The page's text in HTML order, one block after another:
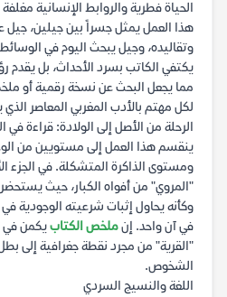
الحياة فطرية والروابط الإنسانية
هذا العمل يمثل جسراً بين جيلين،
وتقاليده، وجيل يبحث اليوم في
يكتفي الكاتب بسرد الأحداث، بل يقدم
مما يجعل البحث عن نسخة رقمية أو
لكل مهتم بالأدب المغربي المعاصر الذي
الرحلة من الأصل إلى الولادة: قراءة
ينقسم هذا العمل إلى مستويين من
ومستوى الذاكرة المتشكلة. في الجزء
"المروي" من أفواه الكبار، حيث
وكأنه يحاول إثبات شرعيته الوجودية
في آن واحد. إنملخص الكتابيكمن في
"القرية" من مجرد نقطة جغرافية إلى
الشخوص.
اللغة والنسيج السردي